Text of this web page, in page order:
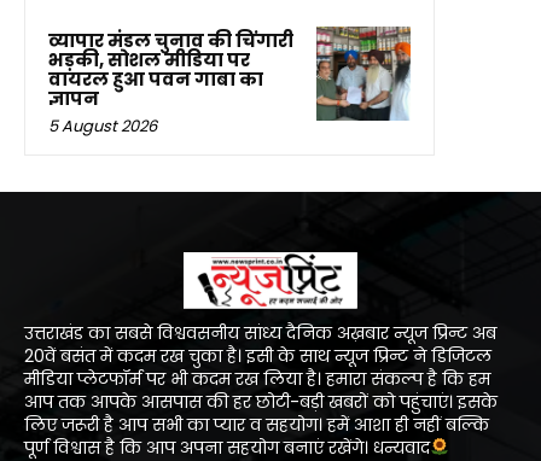
व्यापार मंडल चुनाव की चिंगारी
भड़की, सोशल मीडिया पर
वायरल हुआ पवन गाबा का
ज्ञापन
5 August 2026
उत्तराखंड का सबसे विश्ववसनीय सांध्य दैनिक अख़बार न्यूज प्रिन्ट अब
20वें बसंत में कदम रख चुका है। इसी के साथ न्यूज प्रिन्ट ने डिजिटल
मीडिया प्लेटफॉर्म पर भी कदम रख लिया है। हमारा संकल्प है कि हम
आप तक आपके आसपास की हर छोटी-बड़ी खबरों को पहुंचाएं। इसके
लिए जरूरी है आप सभी का प्यार व सहयोग। हमें आशा ही नहीं बल्कि
पूर्ण विश्वास है कि आप अपना सहयोग बनाएं रखेंगे। धन्यवाद